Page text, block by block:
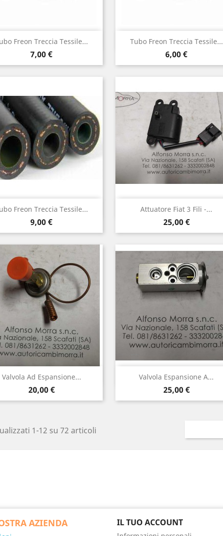
Freon Treccia Tessile...
Prezzo
7,00 €
Anteprima Tubo Freon Treccia Tessile...
Prezzo
6,00 €
Anteprima
Freon Treccia Tessile...
Prezzo
9,00 €
Anteprima Attuatore Fiat 3 Fili -...
Prezzo
25,00 €
Anteprima
Valvola Ad Espansione...
Prezzo
20,00 €
 Anteprima Valvola Espansione A...
Prezzo
25,00 €
 Anteprima
1-12 su 72 articoli
AZIENDA IL TUO ACCOUNT